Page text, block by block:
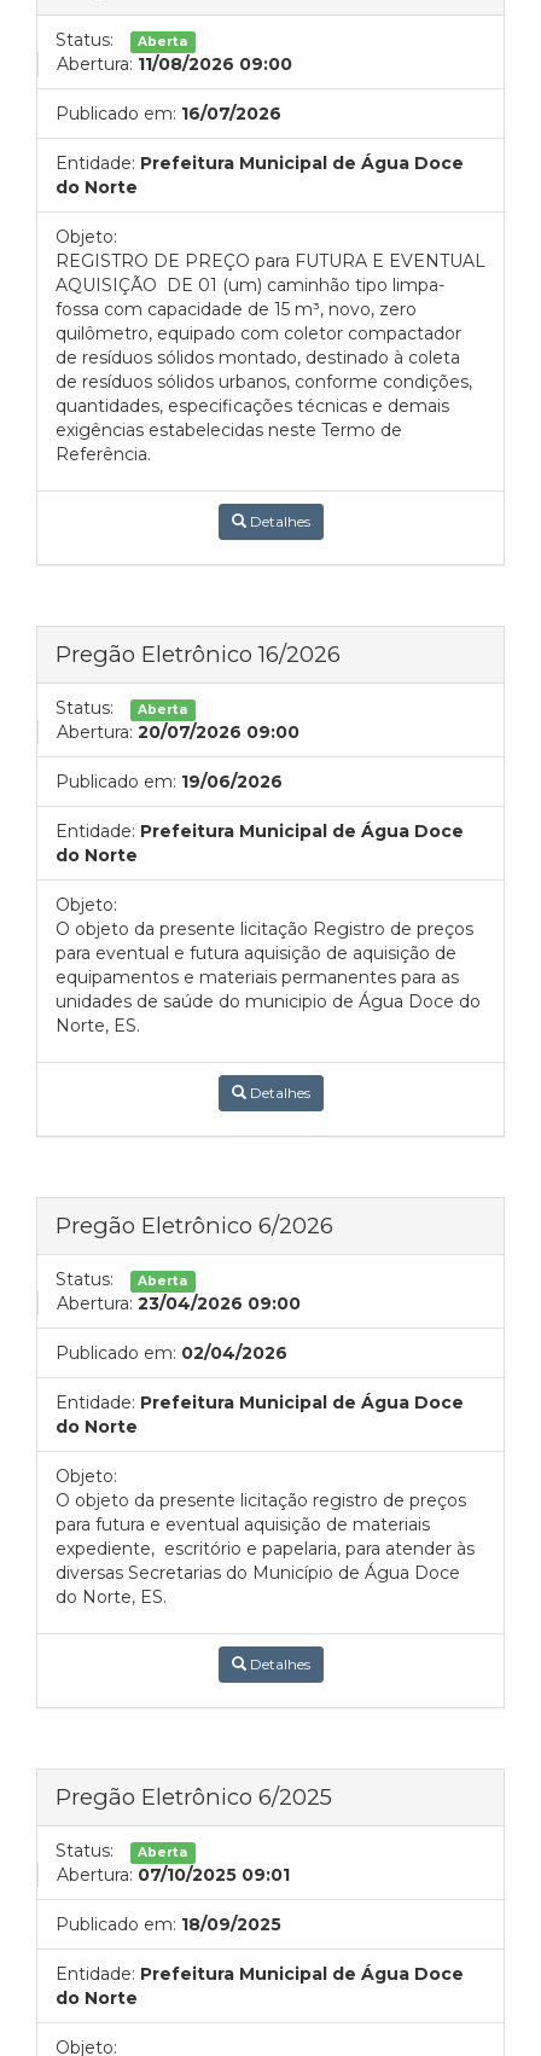
Status: Aberta
Abertura: 11/08/2026 09:00
Publicado em: 16/07/2026
Entidade: Prefeitura Municipal de Água Doce
do Norte
Objeto:
REGISTRO DE PREÇO para FUTURA E EVENTUAL
AQUISIÇÃO DE 01 (um) caminhão tipo limpa-
fossa com capacidade de 15 m³, novo, zero
quilômetro, equipado com coletor compactador
de resíduos sólidos montado, destinado à coleta
de resíduos sólidos urbanos, conforme condições,
quantidades, especificações técnicas e demais
exigências estabelecidas neste Termo de
Referência.
Detalhes
Pregão Eletrônico 16/2026
Status: Aberta
Abertura: 20/07/2026 09:00
Publicado em: 19/06/2026
Entidade: Prefeitura Municipal de Água Doce
do Norte
Objeto:
O objeto da presente licitação Registro de preços
para eventual e futura aquisição de aquisição de
equipamentos e materiais permanentes para as
unidades de saúde do municipio de Água Doce do
Norte, ES.
Detalhes
Pregão Eletrônico 6/2026
Status: Aberta
Abertura: 23/04/2026 09:00
Publicado em: 02/04/2026
Entidade: Prefeitura Municipal de Água Doce
do Norte
Objeto:
O objeto da presente licitação registro de preços
para futura e eventual aquisição de materiais
expediente, escritório e papelaria, para atender às
diversas Secretarias do Município de Água Doce
do Norte, ES.
Detalhes
Pregão Eletrônico 6/2025
Status: Aberta
Abertura: 07/10/2025 09:01
Publicado em: 18/09/2025
Entidade: Prefeitura Municipal de Água Doce
do Norte
Objeto: